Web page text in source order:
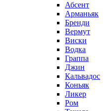
Абсент
Арманьяк
Бренди
Вермут
Виски
Водка
Граппа
Джин
Кальвадос
Коньяк
Ликер
Ром